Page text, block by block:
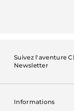
Suivez l'aventure
Newsletter
Informations